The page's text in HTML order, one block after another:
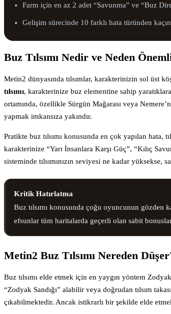
Farm için en az 2 adet “Savunma” ve “Buz
Gelişim sürecinde 10 farklı hata türünden
Buz Tılsımı Nedir ve Neden
Metin2 dünyasında tılsımlar, karakterinizin sol üst
tılsımı, karakterinize buz elementine sahip
ortamında, özellikle Sürgün Mağarası veya
yapmak imkansıza yakındır.
Pratikte buz tılsımı konusunda en çok yapılan hata,
karakterinize “Yarı İnsanlara Karşı Güç”, “Kılıç
sisteminde tılsımınızın seviyesi ne kadar yüksekse,
Kritik Hatırlatma
Buz tılsımı konusunda çoğu oyuncunun gözden
efsunlar tüm haritalarda geçerli olan sabit
Metin2 Buz Tılsımı Nereden
Buz tılsımı elde etmek için en yaygın yöntem
“Zodyak Sandığı” alabilir veya doğrudan tılsım
çıkabilmektedir. Ancak istikrarlı bir şekilde elde